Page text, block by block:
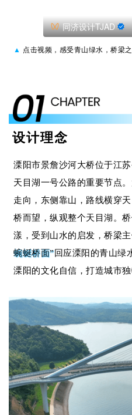
同济设计TJAD
▲ 点击视频，感受青山绿水，桥梁
设计理念
溧阳市景詹沙河大桥位于江
天目湖一号公路的重要节点
走向，东侧靠山，路线横穿
桥而望，纵观整个天目湖。
漾，受到山水的启发，桥梁
蜿蜒桥面”回应溧阳的青山绿
溧阳的文化自信，打造城市独